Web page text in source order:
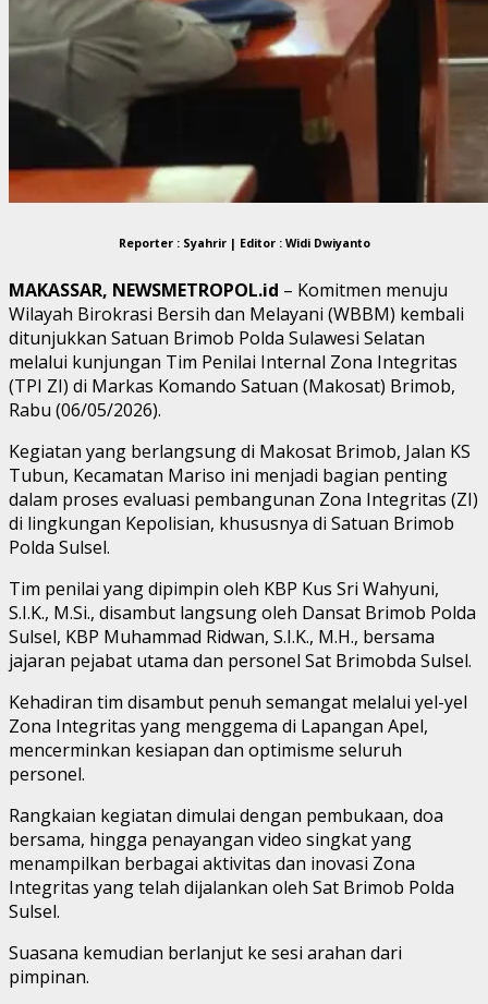
Reporter : Syahrir | Editor : Widi Dwiyanto
MAKASSAR, NEWSMETROPOL.id – Komitmen menuju
Wilayah Birokrasi Bersih dan Melayani (WBBM) kembali
ditunjukkan Satuan Brimob Polda Sulawesi Selatan
melalui kunjungan Tim Penilai Internal Zona Integritas
(TPI ZI) di Markas Komando Satuan (Makosat) Brimob,
Rabu (06/05/2026).
Kegiatan yang berlangsung di Makosat Brimob, Jalan KS
Tubun, Kecamatan Mariso ini menjadi bagian penting
dalam proses evaluasi pembangunan Zona Integritas (ZI)
di lingkungan Kepolisian, khususnya di Satuan Brimob
Polda Sulsel.
Tim penilai yang dipimpin oleh KBP Kus Sri Wahyuni,
S.I.K., M.Si., disambut langsung oleh Dansat Brimob Polda
Sulsel, KBP Muhammad Ridwan, S.I.K., M.H., bersama
jajaran pejabat utama dan personel Sat Brimobda Sulsel.
Kehadiran tim disambut penuh semangat melalui yel-yel
Zona Integritas yang menggema di Lapangan Apel,
mencerminkan kesiapan dan optimisme seluruh
personel.
Rangkaian kegiatan dimulai dengan pembukaan, doa
bersama, hingga penayangan video singkat yang
menampilkan berbagai aktivitas dan inovasi Zona
Integritas yang telah dijalankan oleh Sat Brimob Polda
Sulsel.
Suasana kemudian berlanjut ke sesi arahan dari
pimpinan.